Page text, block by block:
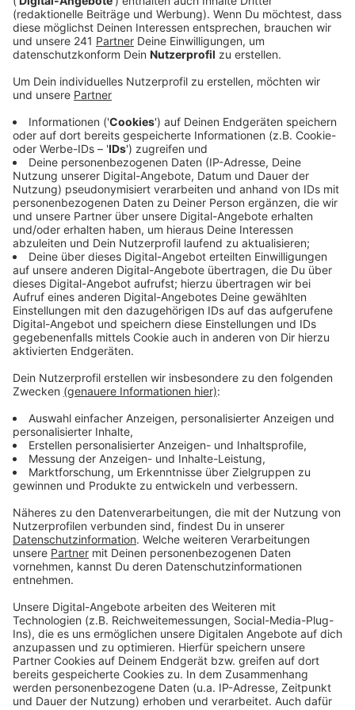
Veröffentlicht:Freitag, 28.11.2025 06:49
Anzeige
Zwei Sammelpunkte
Anzeige
Gesammelt wird vor Block A (Ost) und vor dem
Eingang des Blocks E/F (Nord-West). Um alles
transportieren zu können, wird die Leverkusener Tafel
mit zwei Transportern vor Ort sein. Die Sammel-Aktion
ist bereits die siebte dieser Art.
Anzeige
Weitere Meldungen aus unserer Stadt
Anzeige
Vergnügungssteuer in Leverkusen: Einnahmen im
Vergleich
St. Martin: Leverkusen und Schulverein starten
Austausch
Kein Seniorenrat in Leverkusen
Anzeige
Anzeige